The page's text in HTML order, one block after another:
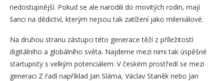
nedostupnější. Pokud se ale narodili do movitých rodin, mají
šanci na dědictví, kterým nejsou tak zatížení jako mileniálové.
Na druhou stranu zástupci této generace těží z příležitostí
digitálního a globálního světa. Najdeme mezi nimi tak úspěšné
startupisty s velkým potenciálem. V českém prostředí se mezi
generaci Z řadí například Jan Sláma, Václav Staněk nebo Jan